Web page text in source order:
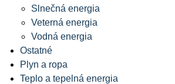
Slnečná energia
Veterná energia
Vodná energia
Ostatné
Plyn a ropa
Teplo a tepelná energia